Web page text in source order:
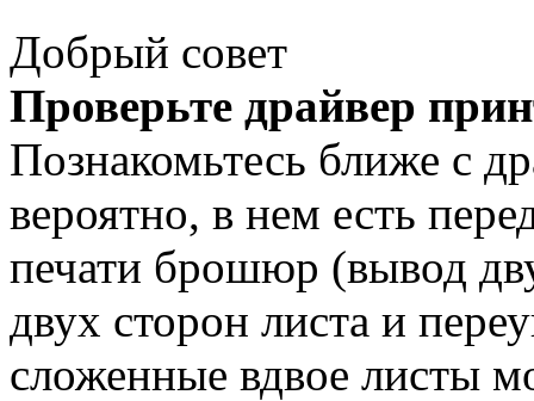
Добрый совет
Проверьте драйвер
Познакомьтесь ближе с
вероятно, в нем есть
печати брошюр (вывод
двух сторон листа и
сложенные вдвое листы